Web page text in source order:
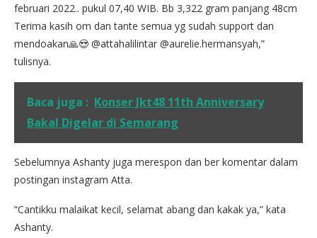
februari 2022.. pukul 07,40 WIB. Bb 3,322 gram panjang 48cm
Terima kasih om dan tante semua yg sudah support dan
mendoakan🙏😍 @attahalilintar @aurelie.hermansyah,”
tulisnya.
Baca juga : Konser Jkt48 11th Anniversary
Bakal Digelar di Semarang
Sebelumnya Ashanty juga merespon dan ber komentar dalam
postingan instagram Atta.
“Cantikku malaikat kecil, selamat abang dan kakak ya,” kata
Ashanty.